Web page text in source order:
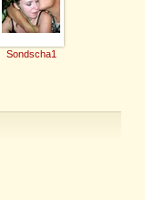
Sondscha1